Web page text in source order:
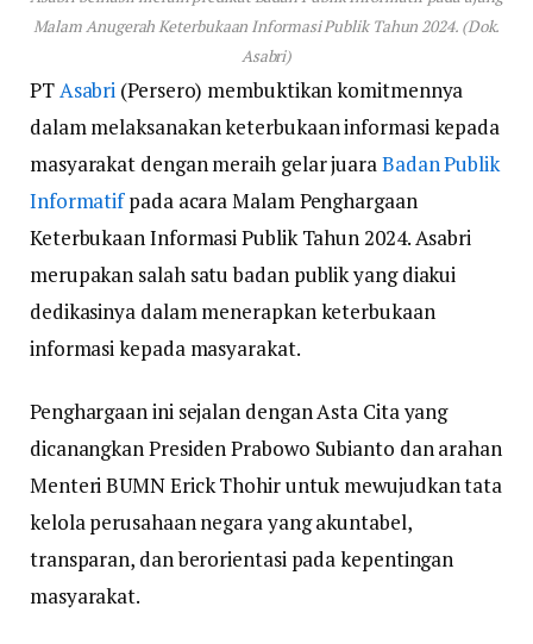
Malam Anugerah Keterbukaan Informasi Publik Tahun 2024. (Dok.
Asabri)
PTAsabri (Persero) membuktikan komitmennya
dalam melaksanakan keterbukaan informasi kepada
masyarakat dengan meraih gelar juaraBadan Publik
Informatifpada acara Malam Penghargaan
Keterbukaan Informasi Publik Tahun 2024. Asabri
merupakan salah satu badan publik yang diakui
dedikasinya dalam menerapkan keterbukaan
informasi kepada masyarakat.
Penghargaan ini sejalan dengan Asta Cita yang
dicanangkan Presiden Prabowo Subianto dan arahan
Menteri BUMN Erick Thohir untuk mewujudkan tata
kelola perusahaan negara yang akuntabel,
transparan, dan berorientasi pada kepentingan
masyarakat.